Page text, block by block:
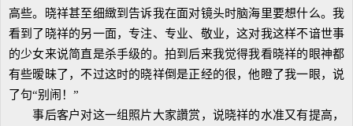
高些。晓祥甚至细緻到告诉我在面对镜头时脑海里要想什么。我
看到了晓祥的另一面，专注、专业、敬业，这对我这样不谙世事
的少女来说简直是杀手级的。拍到后来我觉得我看晓祥的眼神都
有些暧昧了，不过这时的晓祥倒是正经的很，他瞪了我一眼，说
了句“别闹！”
事后客户对这一组照片大家讚赏，说晓祥的水准又有提高，